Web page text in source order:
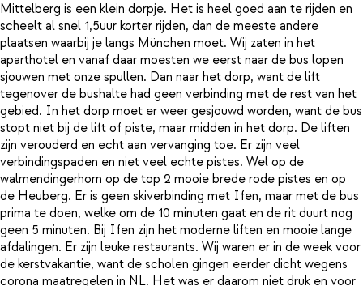
Mittelberg is een klein dorpje. Het is heel goed aan te rijden en
scheelt al snel 1,5uur korter rijden, dan de meeste andere
plaatsen waarbij je langs München moet. Wij zaten in het
aparthotel en vanaf daar moesten we eerst naar de bus lopen
sjouwen met onze spullen. Dan naar het dorp, want de lift
tegenover de bushalte had geen verbinding met de rest van het
gebied. In het dorp moet er weer gesjouwd worden, want de bus
stopt niet bij de lift of piste, maar midden in het dorp. De liften
zijn verouderd en echt aan vervanging toe. Er zijn veel
verbindingspaden en niet veel echte pistes. Wel op de
walmendingerhorn op de top 2 mooie brede rode pistes en op
de Heuberg. Er is geen skiverbinding met Ifen, maar met de bus
prima te doen, welke om de 10 minuten gaat en de rit duurt nog
geen 5 minuten. Bij Ifen zijn het moderne liften en mooie lange
afdalingen. Er zijn leuke restaurants. Wij waren er in de week voor
de kerstvakantie, want de scholen gingen eerder dicht wegens
corona maatregelen in NL. Het was er daarom niet druk en voor